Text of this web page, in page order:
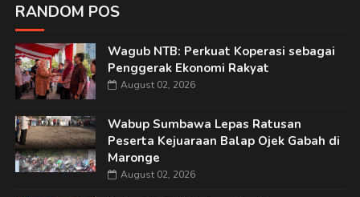
RANDOM POS
Wagub NTB: Perkuat Koperasi sebagai
Penggerak Ekonomi Rakyat
August 02, 2026
Wabup Sumbawa Lepas Ratusan
Peserta Kejuaraan Balap Ojek Gabah di
Maronge
August 02, 2026